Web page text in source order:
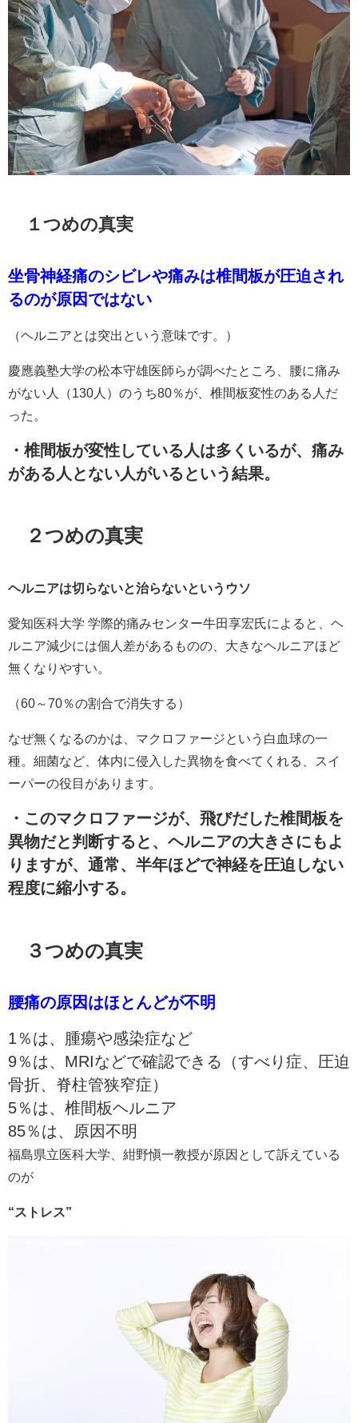
１つめの真実
坐骨神経痛のシビレや痛みは椎間板が圧迫され
るのが原因ではない
（ヘルニアとは突出という意味です。）
慶應義塾大学の松本守雄医師らが調べたところ、腰に痛み
がない人（130人）のうち80％が、椎間板変性のある人だ
った。
・椎間板が変性している人は多くいるが、痛み
がある人とない人がいるという結果。
２つめの真実
ヘルニアは切らないと治らないというウソ
愛知医科大学 学際的痛みセンター牛田享宏氏によると、ヘ
ルニア減少には個人差があるものの、大きなヘルニアほど
無くなりやすい。
（60～70％の割合で消失する）
なぜ無くなるのかは、マクロファージという白血球の一
種。細菌など、体内に侵入した異物を食べてくれる、スイ
ーパーの役目があります。
・このマクロファージが、飛びだした椎間板を
異物だと判断すると、ヘルニアの大きさにもよ
りますが、通常、半年ほどで神経を圧迫しない
程度に縮小する。
３つめの真実
腰痛の原因はほとんどが不明
1％は、腫瘍や感染症など
9％は、MRIなどで確認できる（すべり症、圧迫
骨折、脊柱管狭窄症）
5％は、椎間板ヘルニア
85％は、原因不明
福島県立医科大学、紺野愼一教授が原因として訴えている
のが
“ストレス”